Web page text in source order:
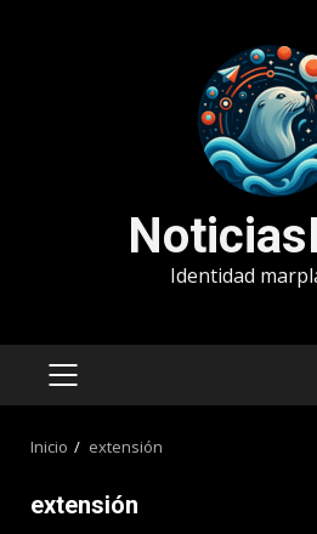
Identidad
MENÚ
Inicio extensión
extensión